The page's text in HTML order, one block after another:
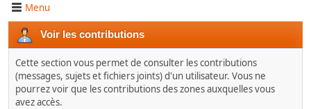
Menu
Voir les contributions
Cette section vous permet de consulter les contributions
(messages, sujets et fichiers joints) d'un utilisateur. Vous ne
pourrez voir que les contributions des zones auxquelles vous
avez accès.